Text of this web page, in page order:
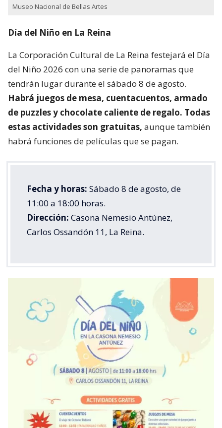
Museo Nacional de Bellas Artes
Día del Niño en La Reina
La Corporación Cultural de La Reina festejará el Día
del Niño 2026 con una serie de panoramas que
tendrán lugar durante el sábado 8 de agosto.
Habrá juegos de mesa, cuentacuentos, armado
de puzzles y chocolate caliente de regalo. Todas
estas actividades son gratuitas, aunque también
habrá funciones de películas que se pagan.
Fecha y horas: Sábado 8 de agosto, de
11:00 a 18:00 horas.
Dirección: Casona Nemesio Antúnez,
Carlos Ossandón 11, La Reina.